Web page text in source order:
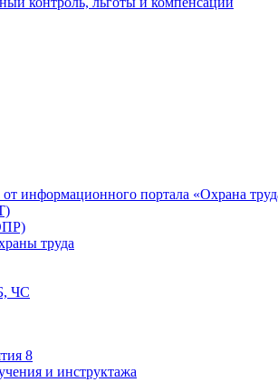
информационного портала «Охрана
труда
ЧС
8
и инструктажа